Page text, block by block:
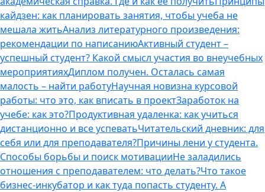
кайдзен: как планировать занятия, чтобы учеба не
мешала житьАнализ литературного произведения:
рекомендации по написаниюАктивный студент –
успешный студент? Какой смысл участия во внеучебных
мероприятияхДиплом получен. Осталась самая
малость – найти работуНаучная новизна курсовой
работы: что это, как вписать в проектЗаработок на
учебе: как это?Продуктивная удаленка: как учиться
дистанционно и все успеватьЧитательский дневник: для
себя или для преподавателя?Причины лени у студента.
Способы борьбы и поиск мотивацииНе заладились
отношения с преподавателем: что делать?Что такое
бизнес-инкубатор и как туда попасть студенту. А